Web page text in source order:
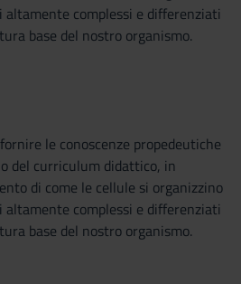
complessi e differenziati
base del nostro organismo.
le conoscenze propedeutiche
del curriculum didattico, in
di come le cellule si organizzino
complessi e differenziati
base del nostro organismo.